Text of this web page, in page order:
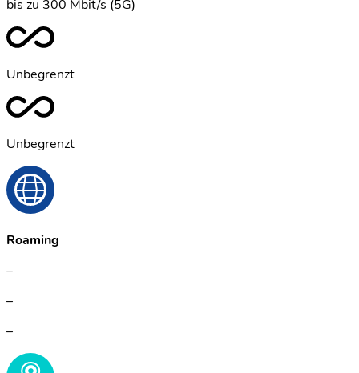
bis zu 300 Mbit/s (5G)
Unbegrenzt
Unbegrenzt
Roaming
–
–
–